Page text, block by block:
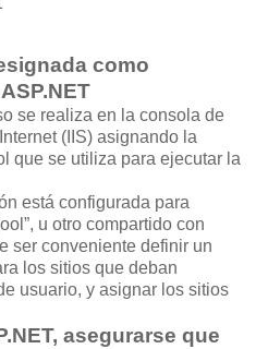
como
se realiza en la consola de
(IIS) asignando la
que se utiliza para ejecutar la
está configurada para
u otro compartido con
ser conveniente definir un
los sitios que deban
usuario, y asignar los sitios
asegurarse que